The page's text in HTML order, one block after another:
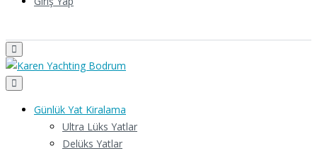
Günlük Yat Kiralama
Ultra Lüks Yatlar
Delüks Yatlar